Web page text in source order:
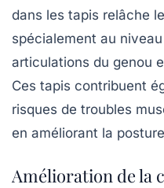
dans les tapis relâche
spécialement au
articulations du genou
Ces tapis contribuent
risques de troubles
en améliorant la
Amélioration de la